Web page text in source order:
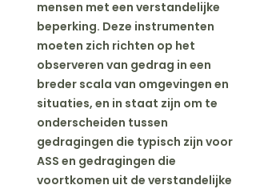
mensen met een verstandelijke
beperking. Deze instrumenten
moeten zich richten op het
observeren van gedrag in een
breder scala van omgevingen en
situaties, en in staat zijn om te
onderscheiden tussen
gedragingen die typisch zijn voor
ASS en gedragingen die
voortkomen uit de verstandelijke